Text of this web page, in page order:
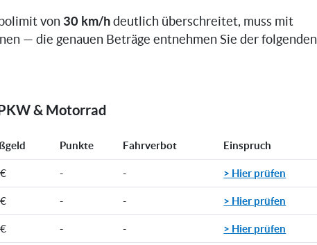
von 30 km/h deutlich überschreitet, muss mit
— die genauen Beträge entnehmen Sie der folgenden
& Motorrad
Punkte Fahrverbot Einspruch
- - > Hier prüfen
- - > Hier prüfen
- - > Hier prüfen